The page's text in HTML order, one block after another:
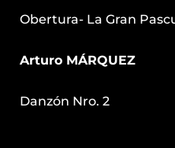
Obertura- La Gran
Arturo MÁRQUEZ
Danzón Nro. 2